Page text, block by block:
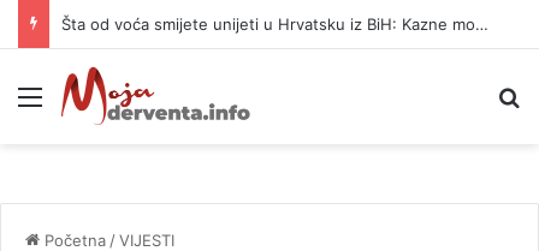
Šta od voća smijete unijeti u Hrvatsku iz BiH: Kazne mogu dostići 13.260 evra
Meni
Početna /VIJESTI